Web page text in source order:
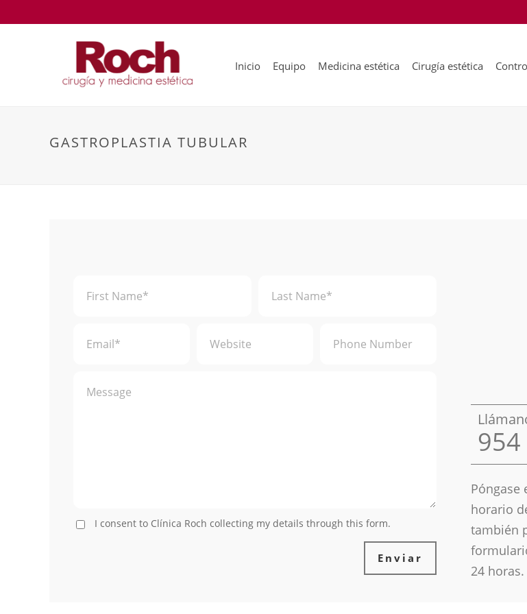
Inicio Equipo Medicina estética Cirugía estética
GASTROPLASTIA TUBULAR
I consent to Clínica Roch collecting my details through this form.
Enviar
Póngase
horario
también
24 horas.